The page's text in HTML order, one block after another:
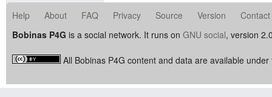
Help About FAQ Privacy Source Version
Contact
Bobinas P4G is a social network. It runs on GNU social, version
All Bobinas P4G content and data are available